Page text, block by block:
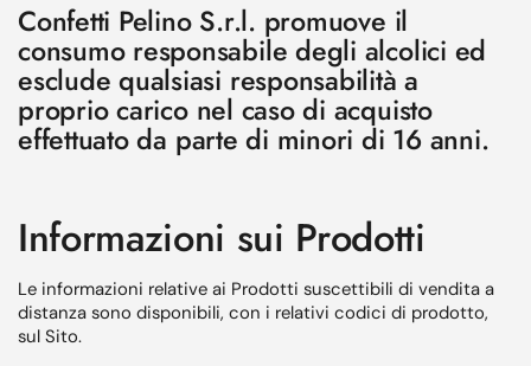
Confetti Pelino S.r.l. promuove il
consumo responsabile degli alcolici ed
esclude qualsiasi responsabilità a
proprio carico nel caso di acquisto
effettuato da parte di minori di 16 anni.
Informazioni sui Prodotti
Le informazioni relative ai Prodotti suscettibili di vendita a
distanza sono disponibili, con i relativi codici di prodotto,
sul Sito.